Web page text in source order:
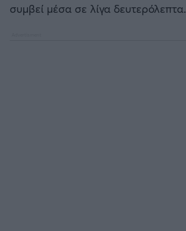
συμβεί μέσα σε λίγα δευτερόλεπτα.